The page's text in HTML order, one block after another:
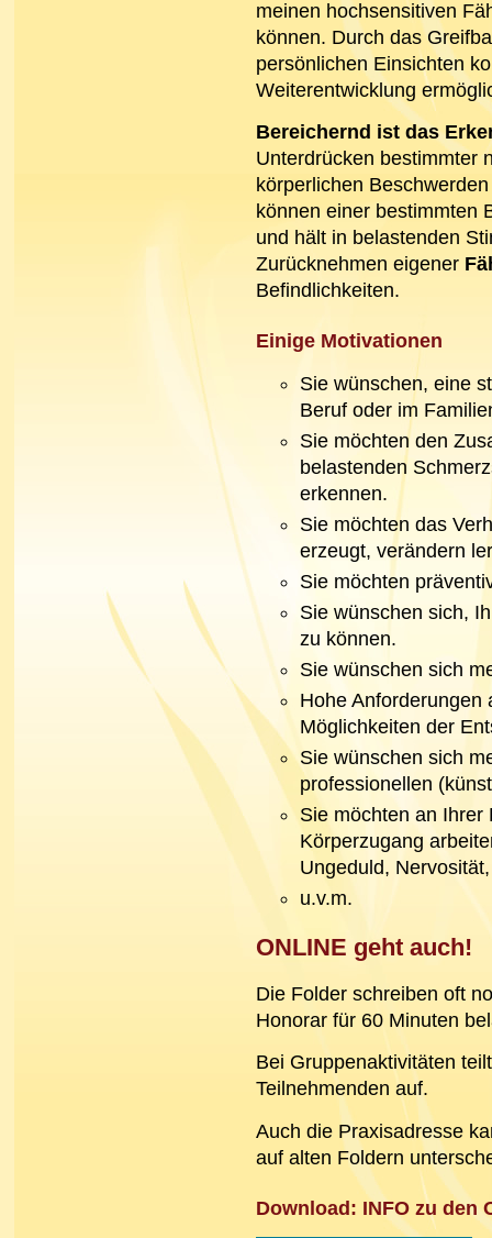
meinen hochsensitiven
können. Durch das
persönlichen Einsichten
Weiterentwicklung
Bereichernd ist das
Unterdrücken bestimmter
körperlichen
können einer bestimmten
und hält in belastenden
Zurücknehmen eigener
Befindlichkeiten.
Einige Motivationen
Sie wünschen, eine
Beruf oder im
Sie möchten den
belastenden
erkennen.
Sie möchten das
erzeugt, verändern
Sie möchten
Sie wünschen sich,
zu können.
Sie wünschen sich
Hohe Anforderungen
Möglichkeiten der
Sie wünschen sich
professionellen
Sie möchten an Ihrer
Körperzugang
Ungeduld,
u.v.m.
ONLINE geht auch!
Die Folder schreiben oft
Honorar für 60 Minuten
Bei Gruppenaktivitäten
Teilnehmenden auf.
Auch die Praxisadresse
auf alten Foldern
Download: INFO zu den